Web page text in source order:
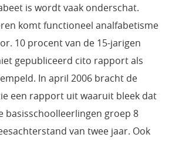
is wordt vaak onderschat.
komt functioneel analfabetisme
10 procent van de 15-jarigen
gepubliceerd cito rapport als
In april 2006 bracht de
een rapport uit waaruit bleek dat
basisschoolleerlingen groep 8
van twee jaar. Ook